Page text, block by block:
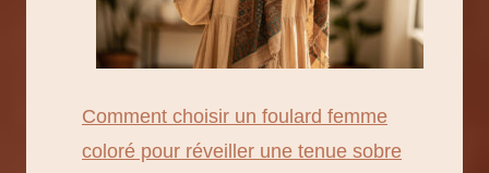
Comment choisir un foulard femme
coloré pour réveiller une tenue sobre